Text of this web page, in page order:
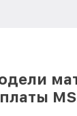
платы